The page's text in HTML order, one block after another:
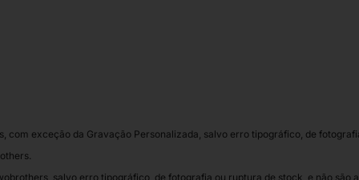
com exceção da Gravação Personalizada, salvo erro tipográfico, de
salvo erro tipográfico, de fotografia ou ruptura de stock, e não são